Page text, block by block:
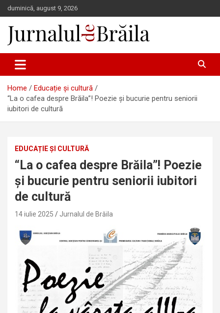
Skip
to
content
duminică, august 9, 2026
Jurnalul de Brăila
Home
Educație și cultură
“La o cafea despre Brăila”! Poezie și bucurie pentru seniorii
iubitori de cultură
EDUCAȚIE ȘI CULTURĂ
“La o cafea despre Brăila”! Poezie
și bucurie pentru seniorii iubitori
de cultură
14 iulie 2025 Jurnalul de Brăila